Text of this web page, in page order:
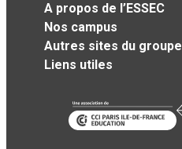
A propos de l’ESSEC
Nos campus
Autres sites du groupe
Liens utiles